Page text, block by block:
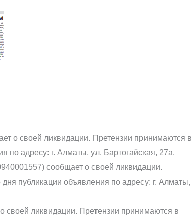
о своей ликвидации. Претензии принимаются в
по адресу: г. Алматы, ул. Бартогайская, 27а.
сообщает о своей ликвидации.
публикации объявления по адресу: г. Алматы,
ликвидации. Претензии принимаются в